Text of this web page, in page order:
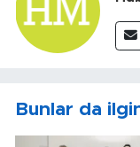
Bunlar da